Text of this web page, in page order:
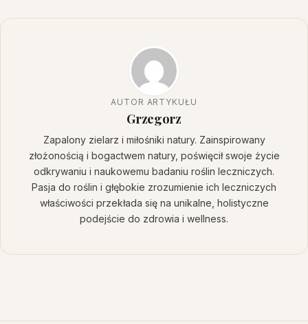
AUTOR ARTYKUŁU
Grzegorz
Zapalony zielarz i miłośniki natury. Zainspirowany
złożonością i bogactwem natury, poświęcił swoje życie
odkrywaniu i naukowemu badaniu roślin leczniczych.
Pasja do roślin i głębokie zrozumienie ich leczniczych
właściwości przekłada się na unikalne, holistyczne
podejście do zdrowia i wellness.